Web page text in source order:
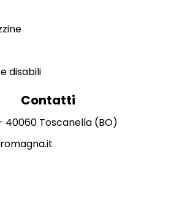
disabili
Contatti
40060 Toscanella (BO)